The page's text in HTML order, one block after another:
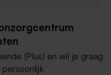
(Plus) en wil je graag